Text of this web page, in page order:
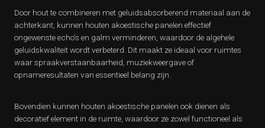
Door hout te combineren met geluidsabsorberend materiaal aan de
achterkant, kunnen houten akoestische panelen effectief
ongewenste echo’s en galm verminderen, waardoor de algehele
geluidskwaliteit wordt verbeterd. Dit maakt ze ideaal voor ruimtes
waar spraakverstaanbaarheid, muziekweergave of
opnameresultaten van essentieel belang zijn.
Bovendien kunnen houten akoestische panelen ook dienen als
decoratief element in de ruimte, waardoor ze zowel functioneel als